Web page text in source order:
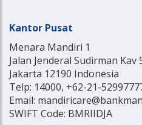
Kantor Pusat
Menara Mandiri 1
Jalan Jenderal Sudirman Kav
Jakarta 12190 Indonesia
Telp: 14000, +62-21-
Email:
SWIFT Code: BMRIIDJA